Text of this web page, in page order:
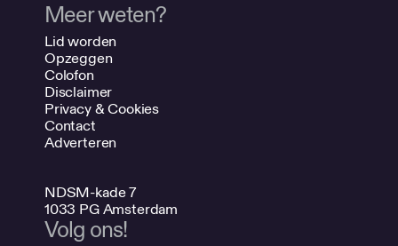
Meer weten?
Lid worden
Opzeggen
Colofon
Disclaimer
Privacy & Cookies
Contact
Adverteren
NDSM-kade 7
1033 PG Amsterdam
Volg ons!